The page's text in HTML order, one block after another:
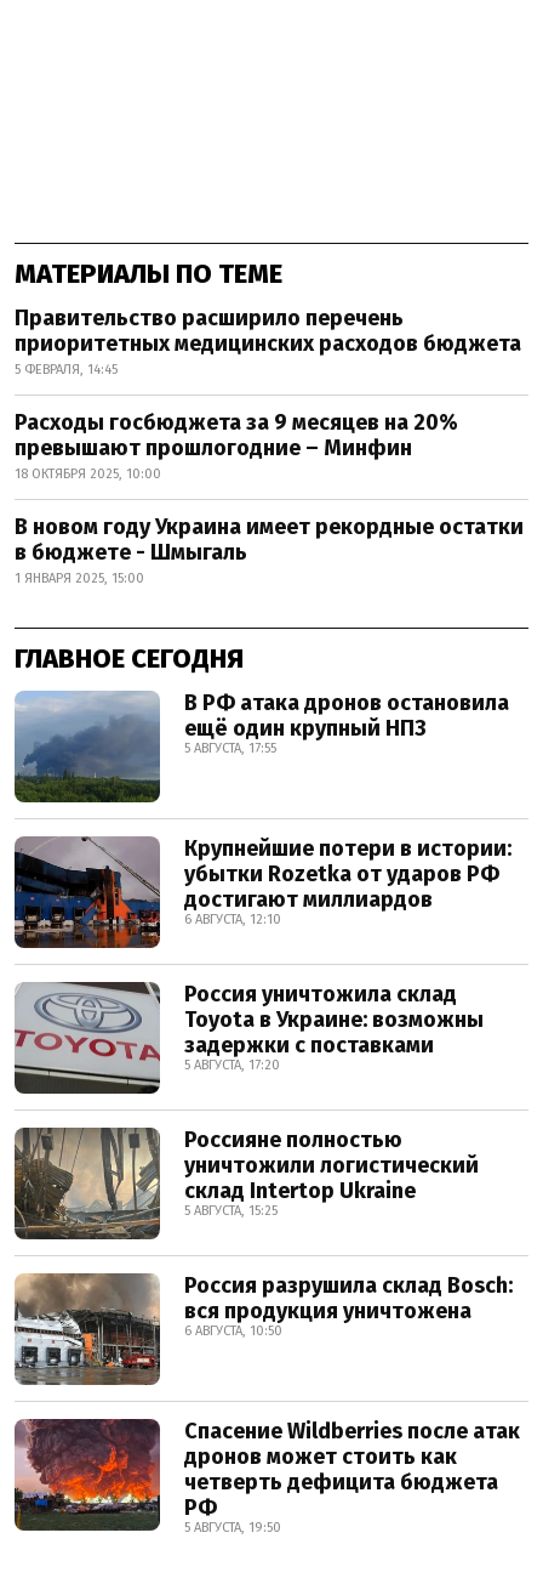
МАТЕРИАЛЫ ПО ТЕМЕ
Правительство расширило перечень
приоритетных медицинских расходов бюджета
5 ФЕВРАЛЯ, 14:45
Расходы госбюджета за 9 месяцев на 20%
превышают прошлогодние – Минфин
18 ОКТЯБРЯ 2025, 10:00
В новом году Украина имеет рекордные остатки
в бюджете - Шмыгаль
1 ЯНВАРЯ 2025, 15:00
ГЛАВНОЕ СЕГОДНЯ
В РФ атака дронов остановила
ещё один крупный НПЗ
5 АВГУСТА, 17:55
Крупнейшие потери в истории:
убытки Rozetka от ударов РФ
достигают миллиардов
6 АВГУСТА, 12:10
Россия уничтожила склад
Toyota в Украине: возможны
задержки с поставками
5 АВГУСТА, 17:20
Россияне полностью
уничтожили логистический
склад Intertop Ukraine
5 АВГУСТА, 15:25
Россия разрушила склад Bosch:
вся продукция уничтожена
6 АВГУСТА, 10:50
Спасение Wildberries после атак
дронов может стоить как
четверть дефицита бюджета
РФ
5 АВГУСТА, 19:50